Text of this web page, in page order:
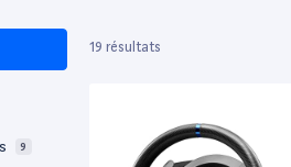
9
19 résultats